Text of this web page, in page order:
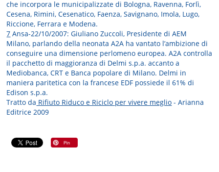
che incorpora le municipalizzate di Bologna, Ravenna, Forlì,
Cesena, Rimini, Cesenatico, Faenza, Savignano, Imola, Lugo,
Riccione, Ferrara e Modena.
7 Ansa-22/10/2007: Giuliano Zuccoli, Presidente di AEM
Milano, parlando della neonata A2A ha vantato l’ambizione di
conseguire una dimensione perlomeno europea. A2A controlla
il pacchetto di maggioranza di Delmi s.p.a. accanto a
Mediobanca, CRT e Banca popolare di Milano. Delmi in
maniera paritetica con la francese EDF possiede il 61% di
Edison s.p.a.
Tratto da Rifiuto Riduco e Riciclo per vivere meglio - Arianna
Editrice 2009